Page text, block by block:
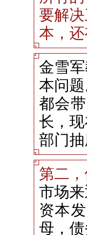
要解
本，
金雪
本问
都会
长，
部门
第二
市场
资本
母，